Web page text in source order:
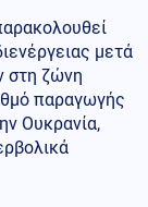
μετά
στη ζώνη
παραγωγής
Ουκρανία,